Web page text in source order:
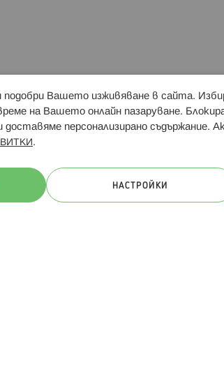
Hippoland.ro Последвайте ни:
подобри Вашето изживяване в сайта.
на Вашето онлайн пазаруване.
персонализирано съдържание.
.
НАСТРОЙКИ